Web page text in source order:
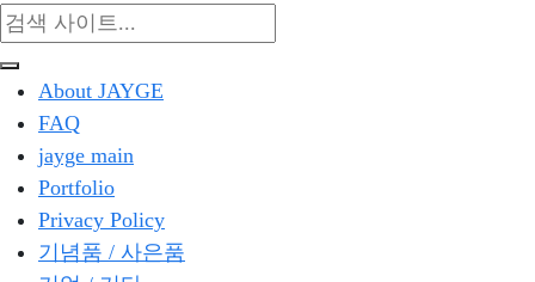
About JAYGE
FAQ
jayge main
Portfolio
Privacy Policy
기념품 / 사은품